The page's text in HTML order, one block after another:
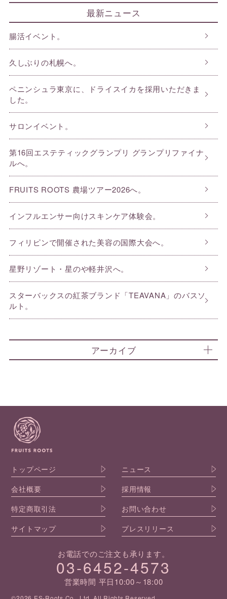
最新ニュース
腸活イベント。
久しぶりの札幌へ。
ペニンシュラ東京に、ドライスイカを採用いただきま
した。
サロンイベント。
第16回エステティックグランプリ グランプリファイナ
ルへ。
FRUITS ROOTS 農場ツアー2026へ。
インフルエンサー向けスキンケア体験会。
フィリピンで開催された美容の国際大会へ。
星野リゾート・星のや軽井沢へ。
スターバックスの紅茶ブランド「TEAVANA」のバスソ
ルト。
アーカイブ
トップページ
ニュース
会社概要
採用情報
特定商取引法
お問い合わせ
サイトマップ
プレスリリース
お電話でのご注文も承ります。
03-6452-4573
営業時間 平日10:00～18:00